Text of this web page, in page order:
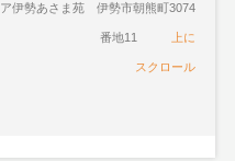
ア伊勢あさま苑 伊勢市朝熊町3074
番地11 上に
スクロール